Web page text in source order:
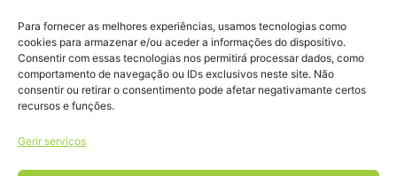
Para fornecer as melhores experiências, usamos tecnologias como
cookies para armazenar e/ou aceder a informações do dispositivo.
Consentir com essas tecnologias nos permitirá processar dados, como
comportamento de navegação ou IDs exclusivos neste site. Não
consentir ou retirar o consentimento pode afetar negativamante certos
recursos e funções.
Gerir serviços
Recebe ofertas exclusivas,
novidades e dicas imperdíveis
diretamente no teu e-mail.